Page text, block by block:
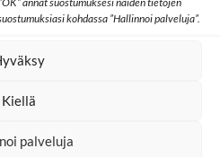
kohdassa ”Hallinnoi palveluja”.
Kiellä
palveluja